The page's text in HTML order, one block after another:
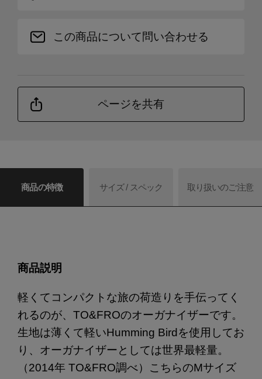
この商品について問い合わせる
ページを共有
商品の特徴 サイズ / スペック 取り扱いのご注意
商品説明
軽くてコンパクトな旅の荷造りを手伝ってく
れるのが、TO&FROのオーガナイザーです。
生地は薄くて軽いHumming Birdを使用してお
り、オーガナイザーとしては世界最軽量。
（2014年 TO&FRO調べ）こちらのMサイズ